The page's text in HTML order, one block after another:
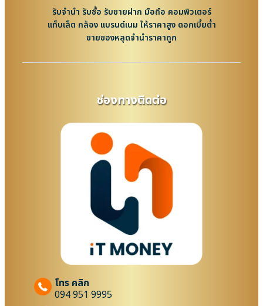
รับจำนำ รับซื้อ รับขายฝาก มือถือ คอมพิวเตอร์
แท็บเล็ต กล้อง แบรนด์เนม ให้ราคาสูง ดอกเบี้ยต่ำ
ขายของหลุดจำนำราคาถูก
ช่องทางติดต่อ
โทร คลิก
094 951 9995